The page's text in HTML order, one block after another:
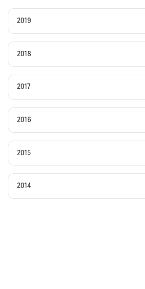
2019
2018
2017
2016
2015
2014